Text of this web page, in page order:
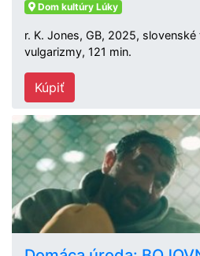
Dom kultúry Lúky
r. K. Jones, GB, 2025,
vulgarizmy, 121 min.
Kúpiť